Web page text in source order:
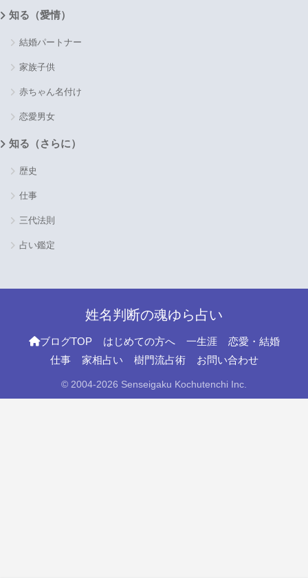
知る（愛情）
結婚パートナー
家族子供
赤ちゃん名付け
恋愛男女
知る（さらに）
歴史
仕事
三代法則
占い鑑定
姓名判断の魂ゆら占い
ブログTOP はじめての方へ 一生涯
恋愛・結婚
仕事
家相占い 樹門流占術 お問い合わせ
© 2004-2026 Senseigaku Kochutenchi Inc.